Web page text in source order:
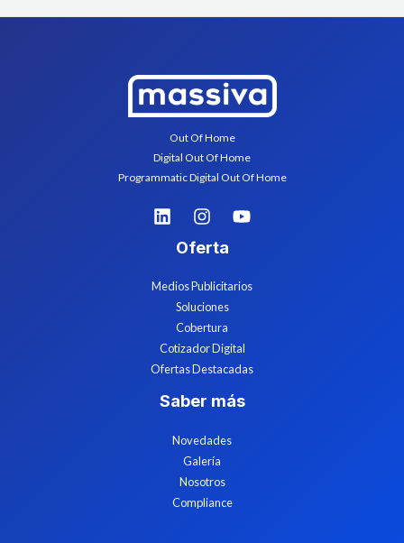
Out Of Home
Digital Out Of Home
Programmatic Digital Out Of Home
Oferta
Medios Publicitarios
Soluciones
Cobertura
Cotizador Digital
Ofertas Destacadas
Saber más
Novedades
Galería
Nosotros
Compliance